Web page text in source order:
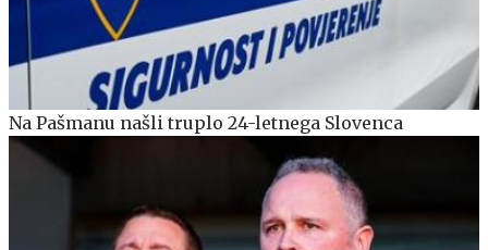
Na Pašmanu našli truplo 24-letnega Slovenca